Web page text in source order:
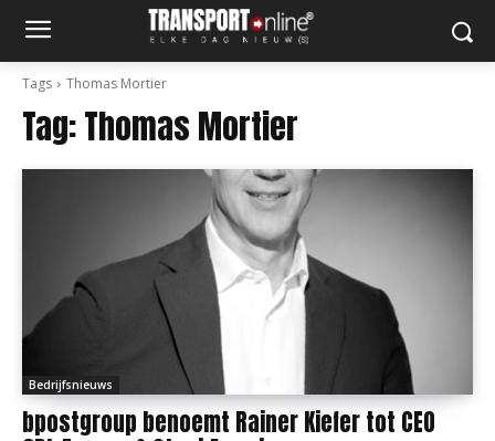
Tags Thomas Mortier
Tag:Thomas Mortier
Bedrijfsnieuws
bpostgroup benoemt Rainer Kiefer tot CEO